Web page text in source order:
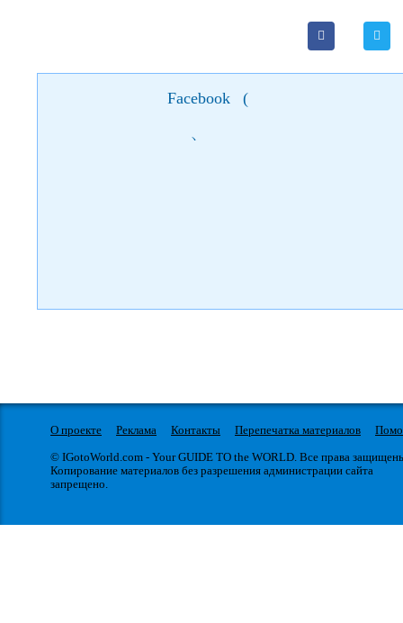
Facebook (
)
О проекте Реклама Контакты Перепечатка материалов
© IGotoWorld.com - Your GUIDE TO the WORLD. Все права
Копирование материалов без разрешения администрации сайта
запрещено.